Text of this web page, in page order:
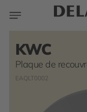
KWC
Plaque de
EAQLT0002